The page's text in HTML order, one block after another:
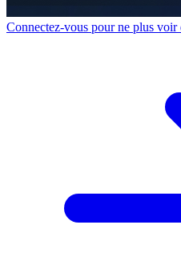
Connectez-vous pour ne plus voir